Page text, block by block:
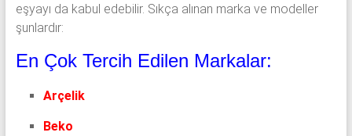
eşyayı da kabul edebilir. Sıkça alınan marka ve modeller
şunlardır:
En Çok Tercih Edilen Markalar:
Arçelik
Beko